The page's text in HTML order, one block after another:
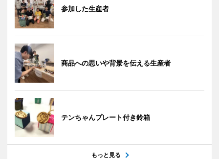
参加した生産者
商品への思いや背景を伝える生産者
テンちゃんプレート付き鈴箱
もっと見る